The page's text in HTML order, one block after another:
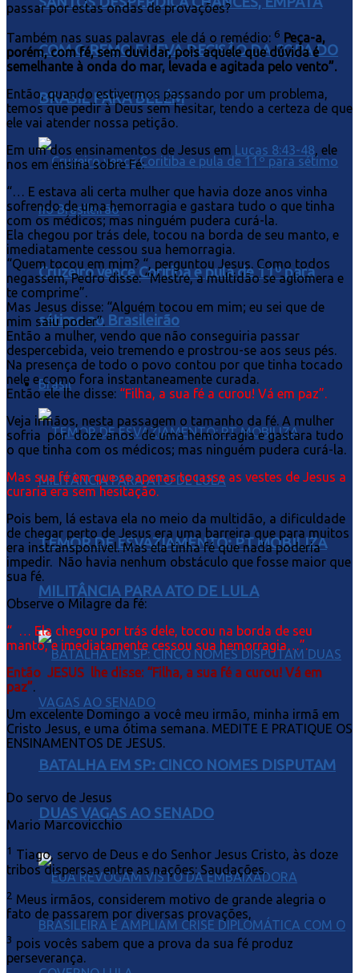
COM O REMO E LEVA DECISÃO DA COPA DO
BRASIL PARA BELÉM
Cruzeiro vence Coritiba e pula de 11º para
sétimo no Brasileirão
Brasil
TEMOR DE ESVAZIAMENTO: PT MOBILIZA
MILITÂNCIA PARA ATO DE LULA
BATALHA EM SP: CINCO NOMES DISPUTAM
DUAS VAGAS AO SENADO
passar por estas ondas de provações?
Também nas suas palavras ele dá o remédio: 6 Peça-a,
porém, com fé, sem duvidar, pois aquele que dúvida é
semelhante à onda do mar, levada e agitada pelo vento”.
Então, quando estivermos passando por um problema,
temos que pedir à Deus sem hesitar, tendo a certeza de que
ele vai atender nossa petição.
Em um dos ensinamentos de Jesus em
Lucas 8:43-48, ele
nos em ensina sobre Fé:
“… E estava ali certa mulher que havia doze anos vinha
sofrendo de uma hemorragia e gastara tudo o que tinha
com os médicos; mas ninguém pudera curá-la.
Ela chegou por trás dele, tocou na borda de seu manto, e
imediatamente cessou sua hemorragia.
“Quem tocou em mim? “, perguntou Jesus. Como todos
negassem, Pedro disse: “Mestre, a multidão se aglomera e
te comprime”.
Mas Jesus disse: “Alguém tocou em mim; eu sei que de
mim saiu poder”.
Então a mulher, vendo que não conseguiria passar
despercebida, veio tremendo e prostrou-se aos seus pés.
Na presença de todo o povo contou por que tinha tocado
nele e como fora instantaneamente curada.
Então ele lhe disse: “Filha, a sua fé a curou! Vá em paz”.
Veja irmãos, nesta passagem o tamanho da fé. A mulher
sofria por doze anos de uma hemorragia e gastara tudo
o que tinha com os médicos; mas ninguém pudera curá-la.
Mas sua fé em que se apenas tocasse as vestes de Jesus a
curaria era sem hesitação.
Pois bem, lá estava ela no meio da multidão, a dificuldade
de chegar perto de Jesus era uma barreira que para muitos
era instransponível. Mas ela tinha fé que nada poderia
impedir. Não havia nenhum obstáculo que fosse maior que
sua fé.
Observe o Milagre da fé:
“ … Ela chegou por trás dele, tocou na borda de seu
manto, e imediatamente cessou sua hemorragia…”.
Então JESUS lhe disse: “Filha, a sua fé a curou! Vá em
paz”.
Um excelente Domingo a você meu irmão, minha irmã em
Cristo Jesus, e uma ótima semana. MEDITE E PRATIQUE OS
ENSINAMENTOS DE JESUS.
Do servo de Jesus
Mario Marcovicchio
1 Tiago, servo de Deus e do Senhor Jesus Cristo, às doze
tribos dispersas entre as nações: Saudações.
2 Meus irmãos, considerem motivo de grande alegria o
fato de passarem por diversas provações,
3 pois vocês sabem que a prova da sua fé produz
perseverança.